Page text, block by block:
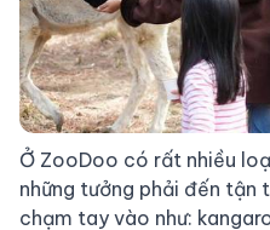
Ở ZooDoo có rất nhiều
những tưởng phải đến
chạm tay vào như: